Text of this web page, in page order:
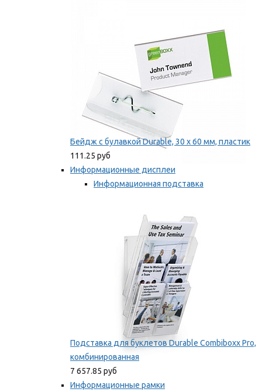
Бейдж с булавкой Durable, 30 х 60 мм, пластик
111.25 руб
Информационные дисплеи
Информационная подставка
Подставка для буклетов Durable Combiboxx Pro,
комбинированная
7 657.85 руб
Информационные рамки